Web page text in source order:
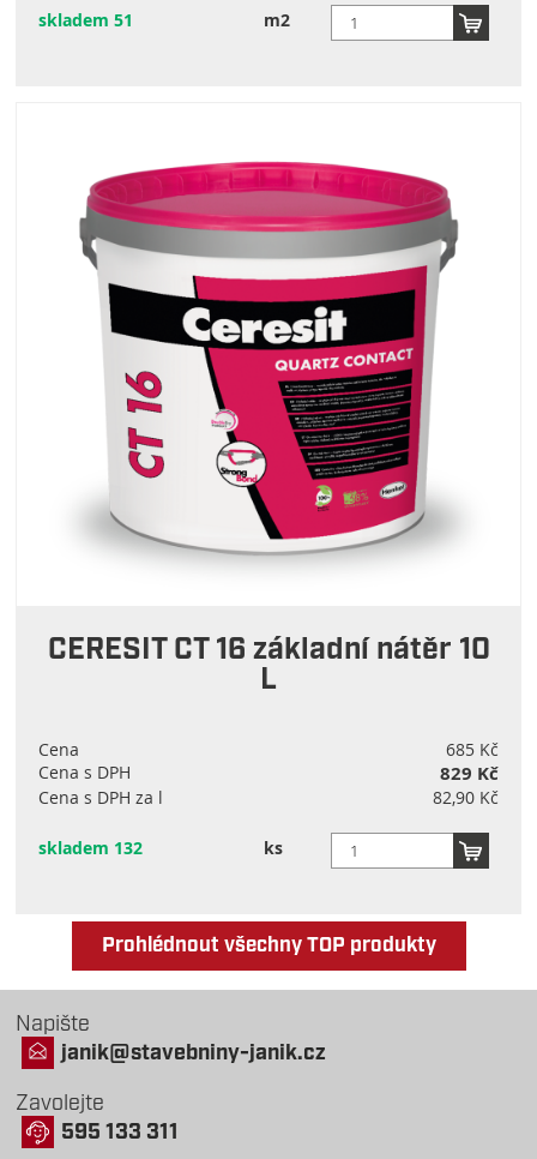
skladem 51 m2
CERESIT CT 16 základní nátěr 10
L
Cena
685 Kč
Cena s DPH
829 Kč
Cena s DPH za l 82,90 Kč
skladem 132 ks
Prohlédnout všechny TOP produkty
Napište
janik@stavebniny-janik.cz
Zavolejte
595 133 311